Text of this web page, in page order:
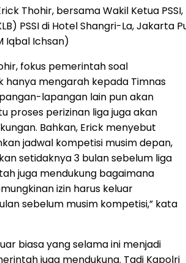
Thohir, bersama Wakil Ketua
PSSI di Hotel Shangri-La, Jakarta
Iqbal Ichsan)
fokus pemerintah soal
hanya mengarah kepada Timnas
lapangan lain pun akan
proses perizinan liga juga akan
Bahkan, Erick menyebut
jadwal kompetisi musim depan,
setidaknya 3 bulan sebelum liga
juga mendukung bagaimana
izin harus keluar
sebelum musim kompetisi,” kata
biasa yang selama ini menjadi
juga mendukung. Tadi Kapolri